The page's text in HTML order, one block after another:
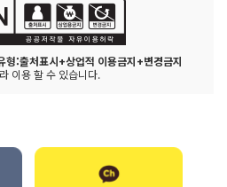
형:출처표시+상업적 이용금지+변경금지
이용 할 수 있습니다.